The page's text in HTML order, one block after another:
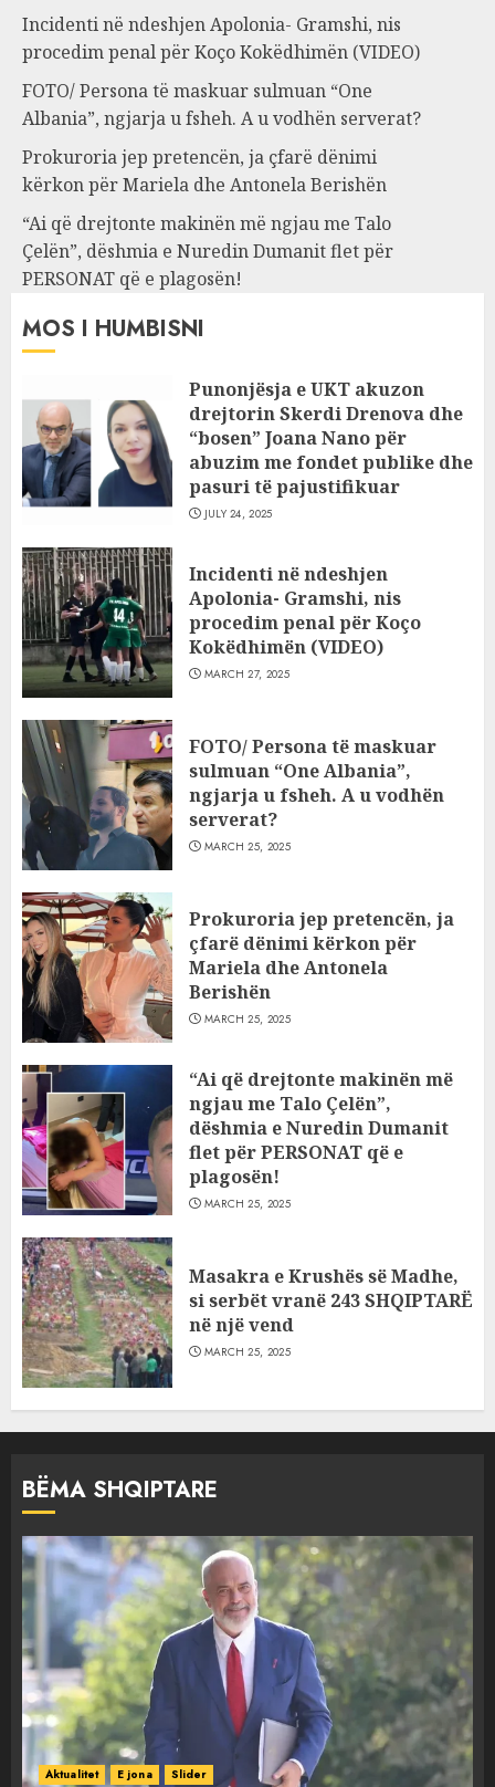
Incidenti në ndeshjen Apolonia- Gramshi, nis
procedim penal për Koço Kokëdhimën (VIDEO)
FOTO/ Persona të maskuar sulmuan “One
Albania”, ngjarja u fsheh. A u vodhën serverat?
Prokuroria jep pretencën, ja çfarë dënimi
kërkon për Mariela dhe Antonela Berishën
“Ai që drejtonte makinën më ngjau me Talo
Çelën”, dëshmia e Nuredin Dumanit flet për
PERSONAT që e plagosën!
MOS I HUMBISNI
Punonjësja e UKT akuzon
drejtorin Skerdi Drenova dhe
“bosen” Joana Nano për
abuzim me fondet publike dhe
pasuri të pajustifikuar
JULY 24, 2025
Incidenti në ndeshjen
Apolonia- Gramshi, nis
procedim penal për Koço
Kokëdhimën (VIDEO)
MARCH 27, 2025
FOTO/ Persona të maskuar
sulmuan “One Albania”,
ngjarja u fsheh. A u vodhën
serverat?
MARCH 25, 2025
Prokuroria jep pretencën, ja
çfarë dënimi kërkon për
Mariela dhe Antonela
Berishën
MARCH 25, 2025
“Ai që drejtonte makinën më
ngjau me Talo Çelën”,
dëshmia e Nuredin Dumanit
flet për PERSONAT që e
plagosën!
MARCH 25, 2025
Masakra e Krushës së Madhe,
si serbët vranë 243 SHQIPTARË
në një vend
MARCH 25, 2025
BËMA SHQIPTARE
Aktualitet E jona Slider